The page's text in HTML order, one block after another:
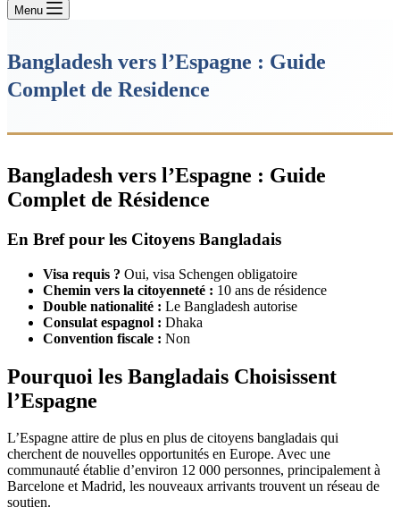
Menu
Bangladesh vers l’Espagne : Guide
Complet de Residence
Bangladesh vers l’Espagne : Guide
Complet de Résidence
En Bref pour les Citoyens Bangladais
Visa requis ? Oui, visa Schengen obligatoire
Chemin vers la citoyenneté : 10 ans de résidence
Double nationalité : Le Bangladesh autorise
Consulat espagnol : Dhaka
Convention fiscale : Non
Pourquoi les Bangladais Choisissent
l’Espagne
L’Espagne attire de plus en plus de citoyens bangladais qui
cherchent de nouvelles opportunités en Europe. Avec une
communauté établie d’environ 12 000 personnes, principalement à
Barcelone et Madrid, les nouveaux arrivants trouvent un réseau de
soutien.